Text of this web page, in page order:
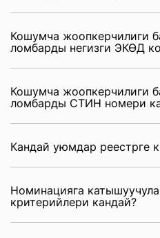
Кошумча жоопкерчилиги
ломбарды негизги ЭКӨД
Кошумча жоопкерчилиги
ломбарды СТИН номери
Кандай уюмдар реестрге
Номинацияга
критерийлери кандай?